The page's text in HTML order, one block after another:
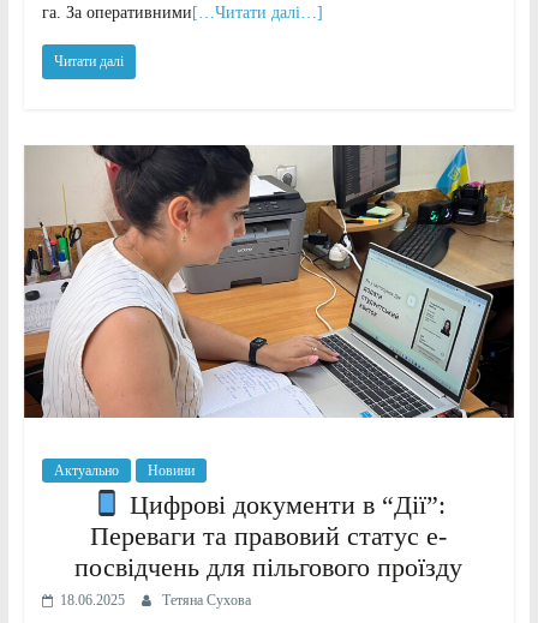
га. За оперативними[…Читати далі…]
Читати далі
Актуально Новини
Цифрові документи в “Дії”:
Переваги та правовий статус е-
посвідчень для пільгового проїзду
18.06.2025 Тетяна Сухова